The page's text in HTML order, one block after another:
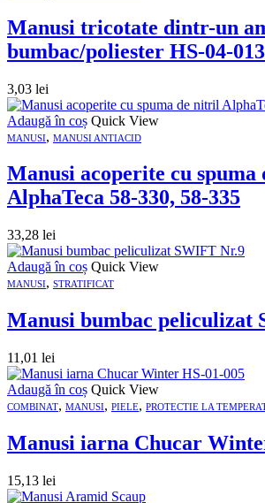
Manusi tricotate dintr-un
bumbac/poliester HS-04-013
3,03 lei
Adaugă în coș Quick View
MANUSI, MANUSI ANTIACID
Manusi acoperite cu
AlphaTeca 58-330, 58-335
33,28 lei
Adaugă în coș Quick View
MANUSI, STRATIFICAT
Manusi bumbac peliculizat
11,01 lei
Adaugă în coș Quick View
COMBINAT, MANUSI, PIELE, PROTECTIE LA
Manusi iarna Chucar
15,13 lei